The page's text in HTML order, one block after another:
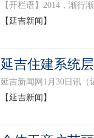
【开栏语】2014，渐
【延吉新闻】
延吉住建系统
延吉新闻网1月30日讯
【延吉新闻】